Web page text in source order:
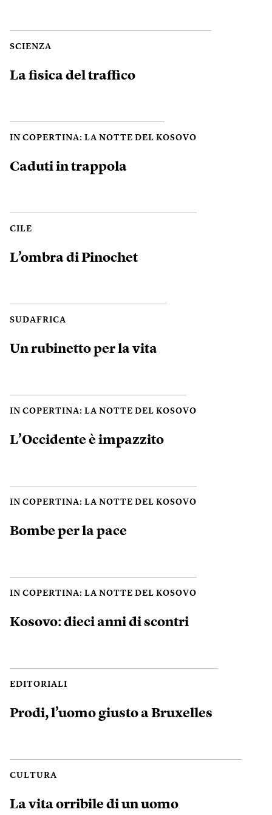
SCIENZA
La fisica del traffico
IN COPERTINA: LA NOTTE DEL KOSOVO
Caduti in trappola
CILE
L’ombra di Pinochet
SUDAFRICA
Un rubinetto per la vita
IN COPERTINA: LA NOTTE DEL KOSOVO
L’Occidente è impazzito
IN COPERTINA: LA NOTTE DEL KOSOVO
Bombe per la pace
IN COPERTINA: LA NOTTE DEL KOSOVO
Kosovo: dieci anni di scontri
EDITORIALI
Prodi, l’uomo giusto a Bruxelles
CULTURA
La vita orribile di un uomo